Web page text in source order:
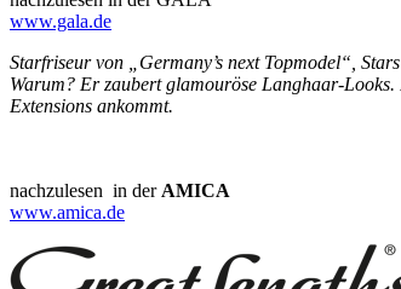
www.gala.de
Starfriseur von „Germany’s next Topmodel“,
Warum? Er zaubert glamouröse Langhaar-
Extensions ankommt.
nachzulesen in der AMICA
www.amica.de